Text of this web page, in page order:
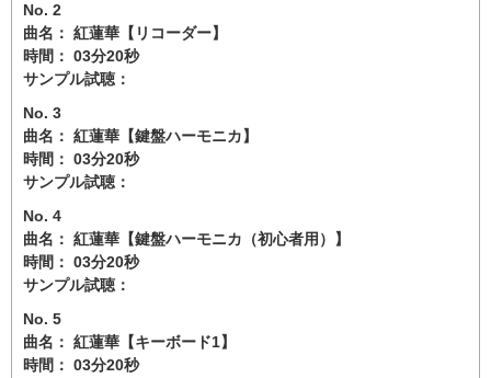
No. 2
曲名： 紅蓮華【リコーダー】
時間： 03分20秒
サンプル試聴：
No. 3
曲名： 紅蓮華【鍵盤ハーモニカ】
時間： 03分20秒
サンプル試聴：
No. 4
曲名： 紅蓮華【鍵盤ハーモニカ（初心者用）】
時間： 03分20秒
サンプル試聴：
No. 5
曲名： 紅蓮華【キーボード1】
時間： 03分20秒